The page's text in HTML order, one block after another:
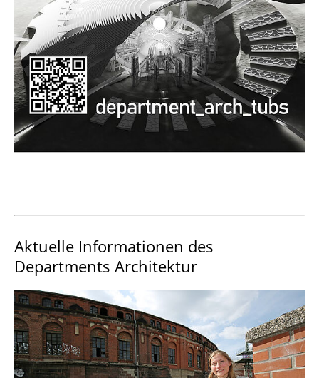
Dokumente und Downloads
Aktuelle Informationen des
Departments Architektur